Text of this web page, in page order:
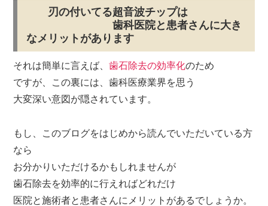
刃の付いてる超音波チップは
歯科医院と患者さんに大き
なメリットがあります
それは簡単に言えば、歯石除去の効率化のため
ですが、この裏には、歯科医療業界を思う
大変深い意図が隠されています。
もし、このブログをはじめから読んでいただいている方
なら
お分かりいただけるかもしれませんが
歯石除去を効率的に行えればどれだけ
医院と施術者と患者さんにメリットがあるでしょうか。